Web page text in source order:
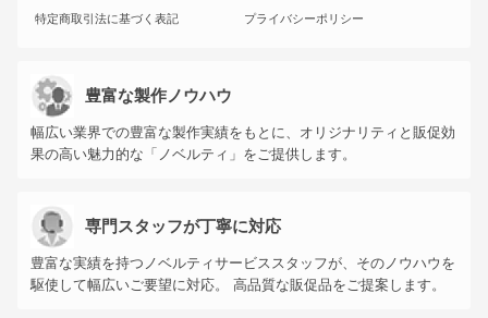
特定商取引法に基づく表記
プライバシーポリシー
豊富な製作ノウハウ
幅広い業界での豊富な製作実績をもとに、オリジナリティと販促効
果の高い魅力的な「ノベルティ」をご提供します。
専門スタッフが丁寧に対応
豊富な実績を持つノベルティサービススタッフが、そのノウハウを
駆使して幅広いご要望に対応。 高品質な販促品をご提案します。